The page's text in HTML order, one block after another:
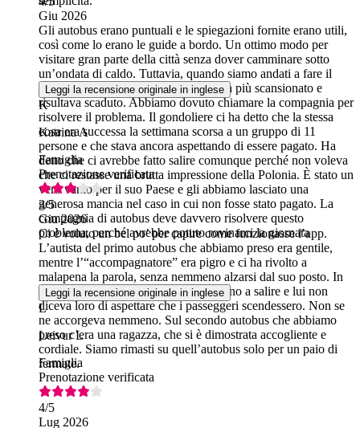
Giu 2026
Gli autobus erano puntuali e le spiegazioni fornite erano utili,
così come lo erano le guide a bordo. Un ottimo modo per
visitare gran parte della città senza dover camminare sotto
un’ondata di caldo. Tuttavia, quando siamo andati a fare il
giro in gondola, il biglietto non veniva più scansionato e
risultava scaduto. Abbiamo dovuto chiamare la compagnia per
risolvere il problema. Il gondoliere ci ha detto che la stessa
cosa era successa la settimana scorsa a un gruppo di 11
persone e che stava ancora aspettando di essere pagato. Ha
detto che ci avrebbe fatto salire comunque perché non voleva
che ci restasse una brutta impressione della Polonia. È stato un
vero vanto per il suo Paese e gli abbiamo lasciato una
generosa mancia nel caso in cui non fosse stato pagato. La
compagnia di autobus deve davvero risolvere questo
problema, perché avrebbe potuto rovinarci la giornata
Leggi la recensione originale in inglese
K
Katrina A
Famiglia
Prenotazione verificata
3/5
Giu 2026
Ci è voluto un bel po’ per capire come funzionasse l’app.
L’autista del primo autobus che abbiamo preso era gentile,
mentre l’“accompagnatore” era pigro e ci ha rivolto a
malapena la parola, senza nemmeno alzarsi dal suo posto. In
alcune fermate le persone si affrettavano a salire e lui non
diceva loro di aspettare che i passeggeri scendessero. Non se
ne accorgeva nemmeno. Sul secondo autobus che abbiamo
preso c’era una ragazza, che si è dimostrata accogliente e
cordiale. Siamo rimasti su quell’autobus solo per un paio di
fermate.
Leggi la recensione originale in inglese
L
Leivur L
Famiglia
Prenotazione verificata
4/5
Lug 2026